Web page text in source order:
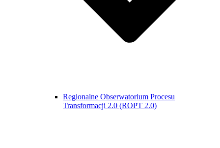
Regionalne Obserwatorium Procesu
Transformacji 2.0 (ROPT 2.0)